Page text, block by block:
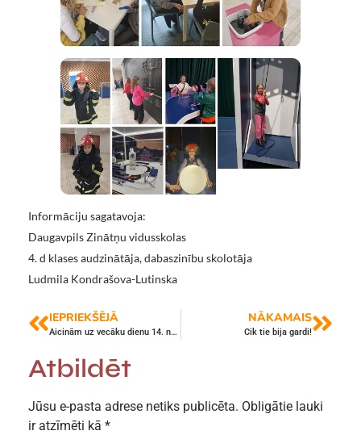
Informāciju sagatavoja:
Daugavpils Zinātņu vidusskolas
4. d klases audzinātāja, dabaszinību skolotāja
Ludmila Kondrašova-Lutinska
IEPRIEKŠĒJĀ
Aicinām uz vecāku dienu 14. novembrī!
NĀKAMAIS
Cik tie bija gardi!
Atbildēt
Jūsu e-pasta adrese netiks publicēta. Obligātie lauki
ir atzīmēti kā *